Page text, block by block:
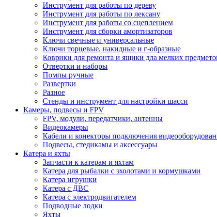
Инструмент для работы по дереву
Инструмент для работы по лексану
Инструмент для работы со сцеплением
Инструмент для сборки амортизаторов
Ключи свечные и универсальные
Ключи торцевые, накидные и г-образные
Коврики для ремонта и ящики дла мелких
Отвертки и наборы
Помпы ручные
Развертки
Разное
Стенды и инструмент для настройки шасси
Камеры, подвесы и FPV
FPV, модули, передатчики, антенны
Видеокамеры
Кабели и конекторы подключения
Подвесы, стедикамы и аксессуары
Катера и яхты
Запчасти к катерам и яхтам
Катера для рыбалки с эхолотами и кормушками
Катера игрушки
Катера с ДВС
Катера с электродвигателем
Подводные лодки
Яхты